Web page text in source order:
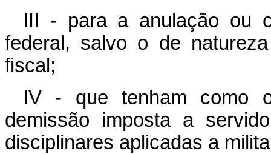
III - para a anulação ou
federal, salvo o de
fiscal;
IV - que tenham como
demissão imposta a
disciplinares aplicadas a